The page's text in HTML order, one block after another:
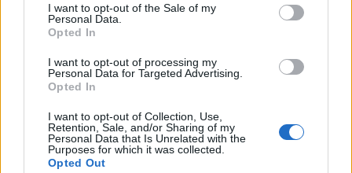
I want to opt-out of the Sale of my
Personal Data.
Opted In
I want to opt-out of processing my
Personal Data for Targeted Advertising.
Opted In
I want to opt-out of Collection, Use,
Retention, Sale, and/or Sharing of my
Personal Data that Is Unrelated with the
Purposes for which it was collected.
Opted Out
Θέσεις εργασίας